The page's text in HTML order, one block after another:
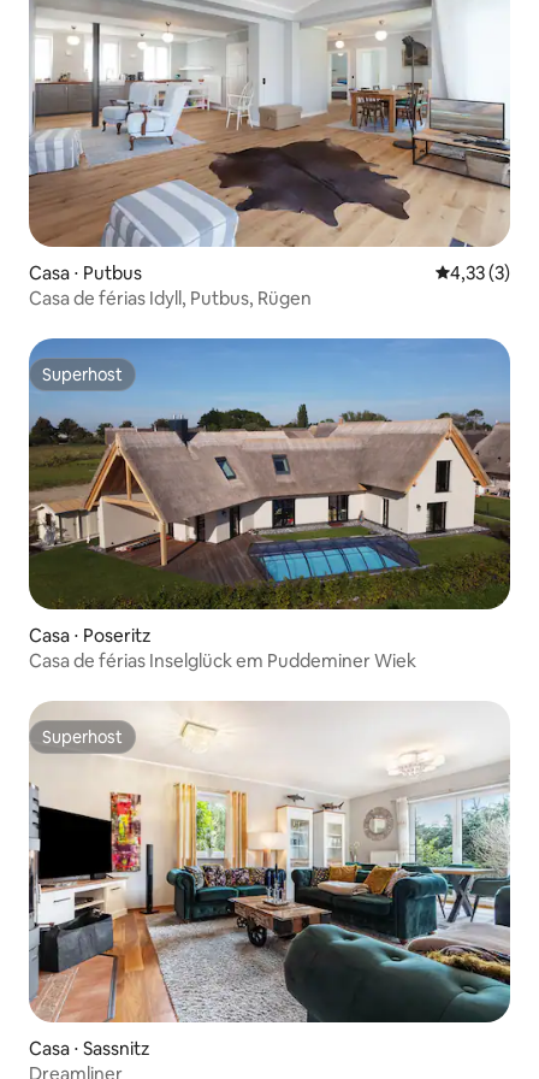
Casa ⋅ Putbus 4,33 de
4,33 (3)
Casa de férias Idyll, Putbus, Rügen
Superhost
Superhost
Casa ⋅ Poseritz
Casa de férias Inselglück em Puddeminer Wiek
Superhost
Superhost
Casa ⋅ Sassnitz
Dreamliner